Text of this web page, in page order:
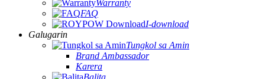
Warranty
FAQ
I-download
Galugarin
Tungkol sa Amin
Brand Ambassador
Karera
Balita